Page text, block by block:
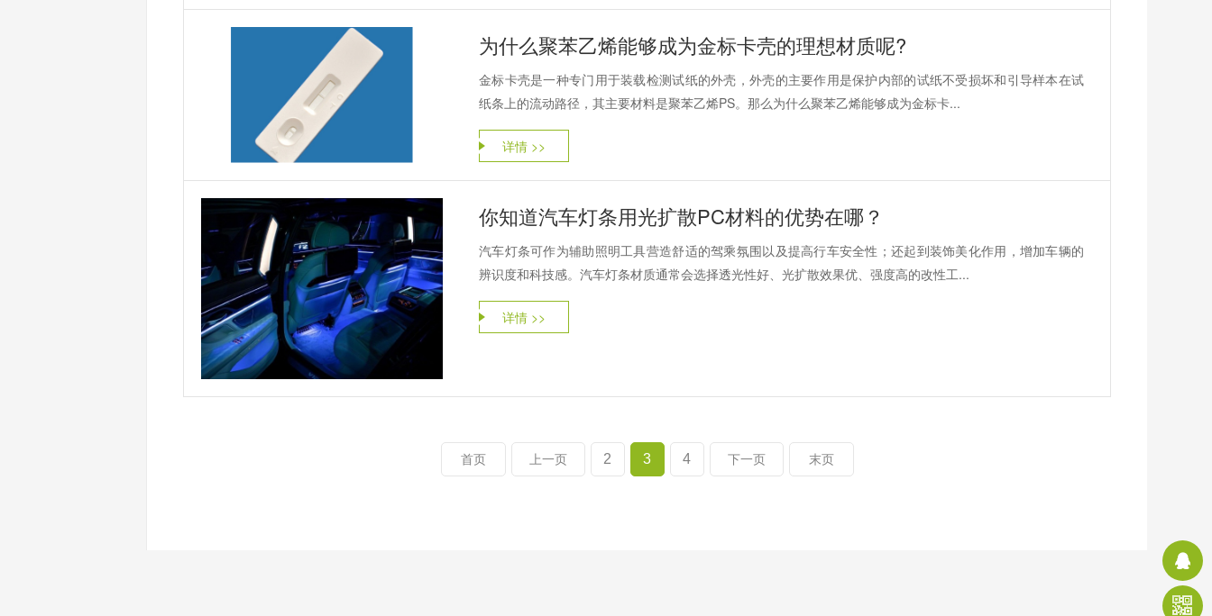
为什么聚苯乙烯能够成为金标卡壳的理想材质呢?
金标卡壳是一种专门用于装载检测试纸的外壳，外壳的主要作用是保护内部的试纸不受损坏和引导样本在试
纸条上的流动路径，其主要材料是聚苯乙烯PS。那么为什么聚苯乙烯能够成为金标卡...
详情 >>
你知道汽车灯条用光扩散PC材料的优势在哪？
汽车灯条可作为辅助照明工具营造舒适的驾乘氛围以及提高行车安全性；还起到装饰美化作用，增加车辆的
辨识度和科技感。汽车灯条材质通常会选择透光性好、光扩散效果优、强度高的改性工...
详情 >>
首页 上一页 2 3 4 下一页 末页